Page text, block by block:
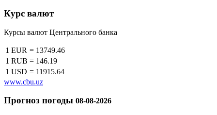
Курс валют
Курсы валют Центрального банка
1 EUR = 13749.46
1 RUB = 146.19
1 USD = 11915.64
www.cbu.uz
Прогноз погоды 08-08-2026